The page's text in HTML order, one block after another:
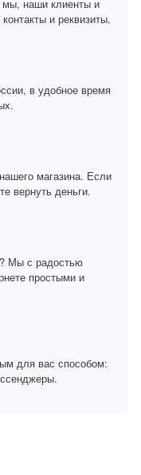
мы, наши клиенты и
и реквизиты.
в удобное время
магазина. Если
вернуть деньги.
Мы с радостью
простыми и
для вас способом: